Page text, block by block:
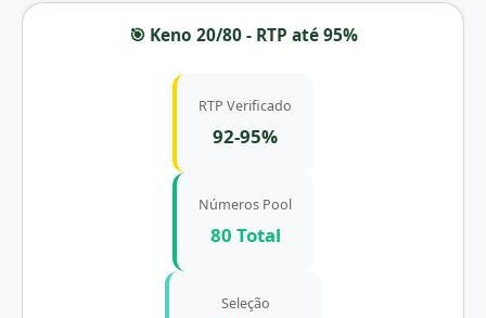
🎯 Keno 20/80 - RTP até 95%
RTP Verificado
92-95%
Números Pool
80 Total
Seleção